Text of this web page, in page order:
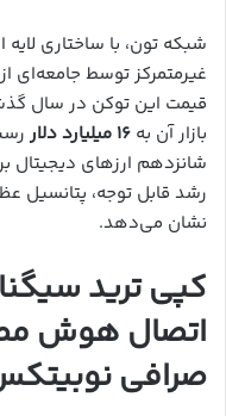
شبکه تون، با ساختاری
غیرمتمرکز توسط
قیمت این توکن در سال
بازار آن به ۱۶ میلیارد دلار
شانزدهم ارزهای دیجیتال
رشد قابل توجه، پتانسیل
نشان می‌دهد.
کپی ترید
اتصال هوش
صرافی